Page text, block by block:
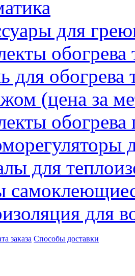
для
обогрева
для обогрева
(цена за
обогрева
для
для
заказа Способы доставки